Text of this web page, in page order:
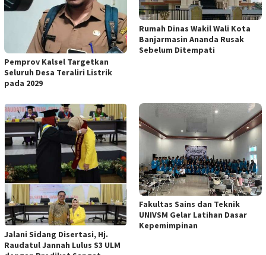
Pemprov Kalsel Targetkan
Seluruh Desa Teraliri Listrik
pada 2029
Rumah Dinas Wakil Wali Kota
Banjarmasin Ananda Rusak
Sebelum Ditempati
Jalani Sidang Disertasi, Hj.
Raudatul Jannah Lulus S3 ULM
Fakultas Sains dan Teknik
UNIVSM Gelar Latihan Dasar
Kepemimpinan